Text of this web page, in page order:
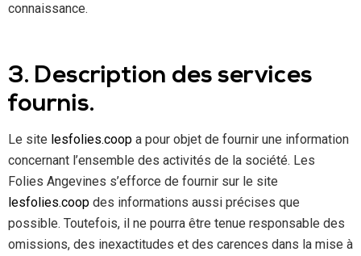
connaissance.
3. Description des services
fournis.
Le site lesfolies.coop a pour objet de fournir une information
concernant l’ensemble des activités de la société. Les
Folies Angevines s’efforce de fournir sur le site
lesfolies.coop des informations aussi précises que
possible. Toutefois, il ne pourra être tenue responsable des
omissions, des inexactitudes et des carences dans la mise à